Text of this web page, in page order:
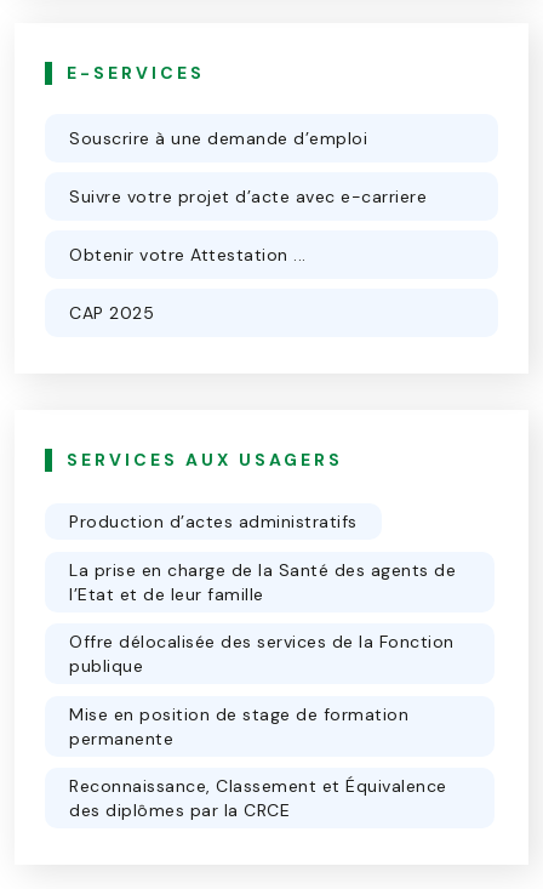
E-SERVICES
Souscrire à une demande d’emploi
Suivre votre projet d’acte avec e-carriere
Obtenir votre Attestation ...
CAP 2025
SERVICES AUX USAGERS
Production d’actes administratifs
La prise en charge de la Santé des agents de
l’Etat et de leur famille
Offre délocalisée des services de la Fonction
publique
Mise en position de stage de formation
permanente
Reconnaissance, Classement et Équivalence
des diplômes par la CRCE